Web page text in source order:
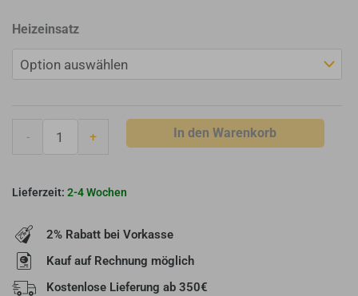
Heizeinsatz
-
Warmluftofen
Menge
+ In den Warenkorb
2-4 Wochen
2% Rabatt bei Vorkasse
Kauf auf Rechnung möglich
Kostenlose Lieferung ab 350€